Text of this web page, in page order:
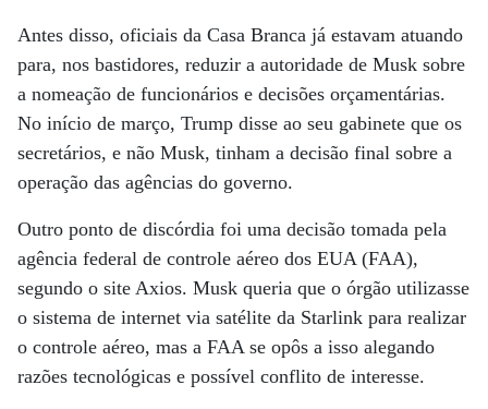
Antes disso, oficiais da Casa Branca já estavam atuando
para, nos bastidores, reduzir a autoridade de Musk sobre
a nomeação de funcionários e decisões orçamentárias.
No início de março, Trump disse ao seu gabinete que os
secretários, e não Musk, tinham a decisão final sobre a
operação das agências do governo.
Outro ponto de discórdia foi uma decisão tomada pela
agência federal de controle aéreo dos EUA (FAA),
segundo o site Axios. Musk queria que o órgão utilizasse
o sistema de internet via satélite da Starlink para realizar
o controle aéreo, mas a FAA se opôs a isso alegando
razões tecnológicas e possível conflito de interesse.